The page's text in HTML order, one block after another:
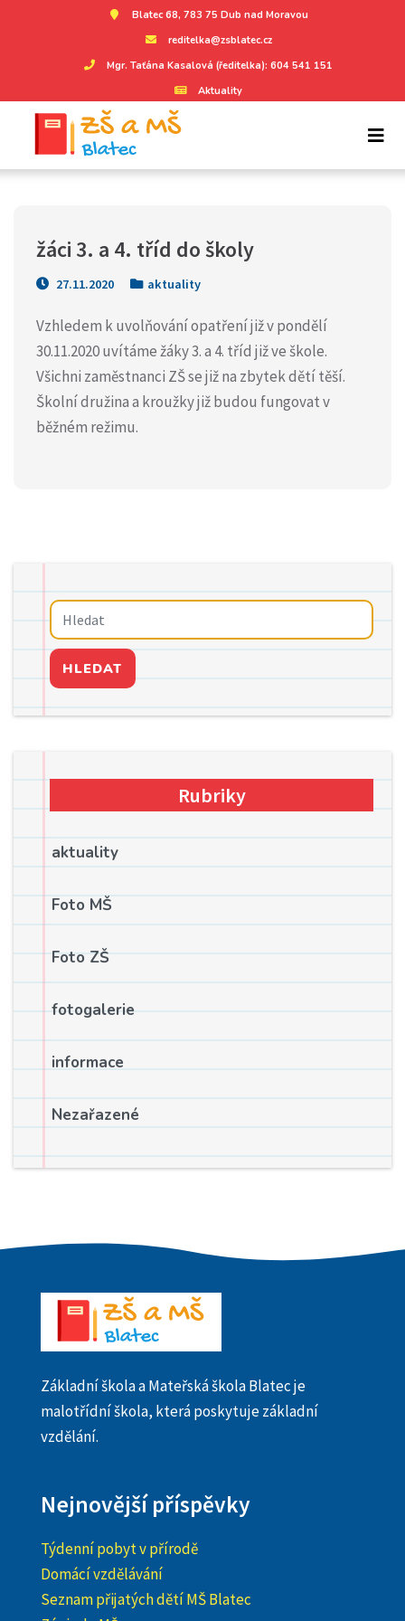
Blatec 68, 783 75 Dub nad Moravou
reditelka@zsblatec.cz
Mgr. Taťána Kasalová (ředitelka): 604 541 151
Aktuality
žáci 3. a 4. tříd do školy
27.11.2020 aktuality
Vzhledem k uvolňování opatření již v pondělí
30.11.2020 uvítáme žáky 3. a 4. tříd již ve škole.
Všichni zaměstnanci ZŠ se již na zbytek dětí těší.
Školní družina a kroužky již budou fungovat v
běžném režimu.
HLEDAT
Rubriky
aktuality
Foto MŠ
Foto ZŠ
fotogalerie
informace
Nezařazené
Základní škola a Mateřská škola Blatec je
malotřídní škola, která poskytuje základní
vzdělání.
Nejnovější příspěvky
Týdenní pobyt v přírodě
Domácí vzdělávání
Seznam přijatých dětí MŠ Blatec